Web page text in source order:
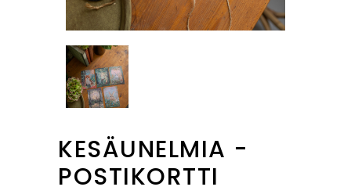
KESÄUNELMIA -
POSTIKORTTI